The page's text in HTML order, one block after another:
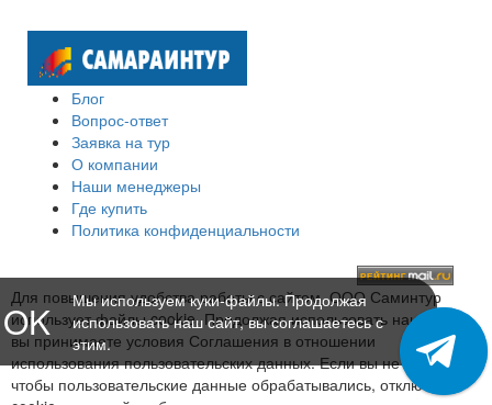
Блог
Вопрос-ответ
Заявка на тур
О компании
Наши менеджеры
Где купить
Политика конфиденциальности
Для повышения удобства работы с сайтом, ООО Саминтур
использует файлы cookie. Продолжая использовать наш сайт,
вы принимаете условия Соглашения в отношении
использования пользовательских данных. Если вы не хотите,
чтобы пользовательские данные обрабатывались, отключите
OK
Мы используем куки-файлы. Продолжая
использовать наш сайт, вы соглашаетесь с
этим.